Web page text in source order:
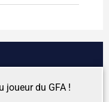
joueur du GFA !